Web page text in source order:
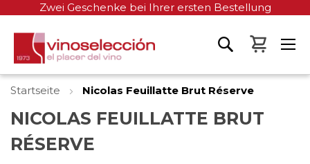
Zwei Geschenke bei Ihrer ersten Bestellung
Mein
Startseite Nicolas Feuillatte Brut Réserve
NICOLAS FEUILLATTE BRUT
RÉSERVE